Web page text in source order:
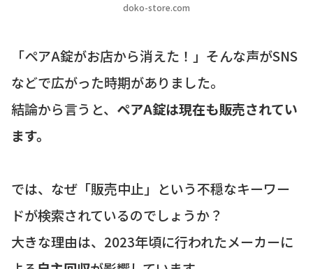
doko-store.com
「ペアA錠がお店から消えた！」そんな声がSNS
などで広がった時期がありました。
結論から言うと、 ペアA錠は現在も販売されてい
ます。
では、なぜ「販売中止」という不穏なキーワー
ドが検索されているのでしょうか？
大きな理由は、2023年頃に行われたメーカーに